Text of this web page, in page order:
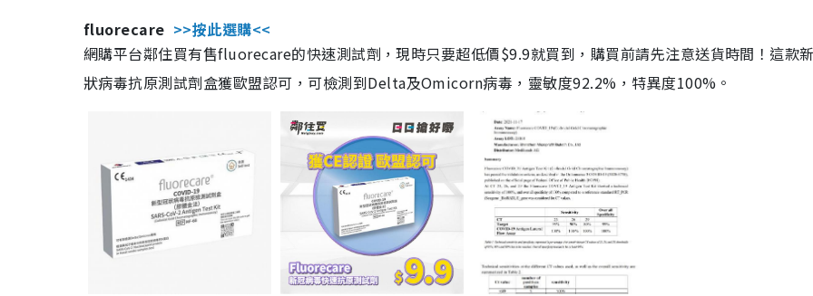
fluorecare >>按此選購<<
網購平台鄰住買有售fluorecare的快速測試劑，現時只要超低價$9.9就買到，購買前請先注意送貨時間！這款
狀病毒抗原測試劑盒獲歐盟認可，可檢測到Delta及Omicorn病毒，靈敏度92.2%，特異度100%。